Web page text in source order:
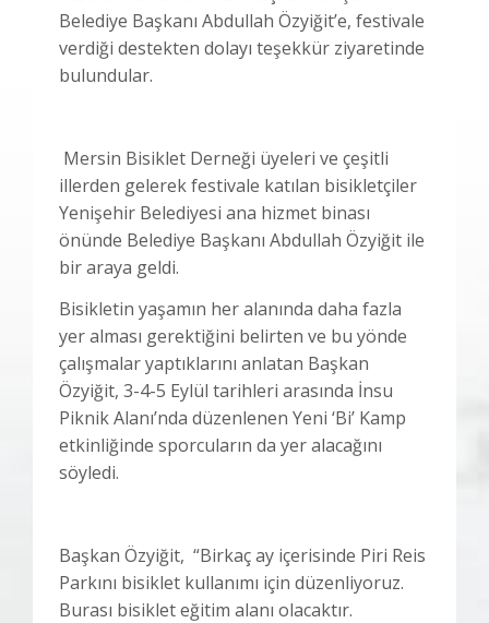
Belediye Başkanı Abdullah Özyiğit’e, festivale
verdiği destekten dolayı teşekkür ziyaretinde
bulundular.
Mersin Bisiklet Derneği üyeleri ve çeşitli
illerden gelerek festivale katılan bisikletçiler
Yenişehir Belediyesi ana hizmet binası
önünde Belediye Başkanı Abdullah Özyiğit ile
bir araya geldi.
Bisikletin yaşamın her alanında daha fazla
yer alması gerektiğini belirten ve bu yönde
çalışmalar yaptıklarını anlatan Başkan
Özyiğit, 3-4-5 Eylül tarihleri arasında İnsu
Piknik Alanı’nda düzenlenen Yeni ‘Bi’ Kamp
etkinliğinde sporcuların da yer alacağını
söyledi.
Başkan Özyiğit, “Birkaç ay içerisinde Piri Reis
Parkını bisiklet kullanımı için düzenliyoruz.
Burası bisiklet eğitim alanı olacaktır.